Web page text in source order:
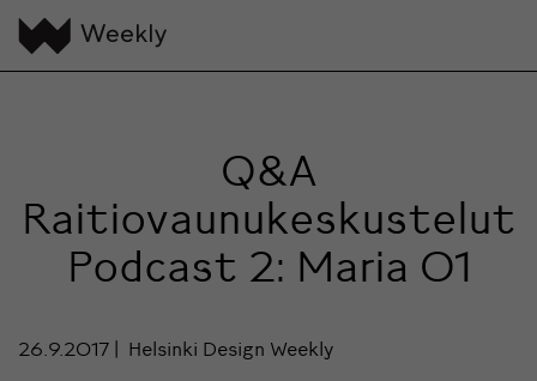
Q&A
Raitiovaunukeskustelut
Podcast 2: Maria 01
26.9.2017 Helsinki Design Weekly